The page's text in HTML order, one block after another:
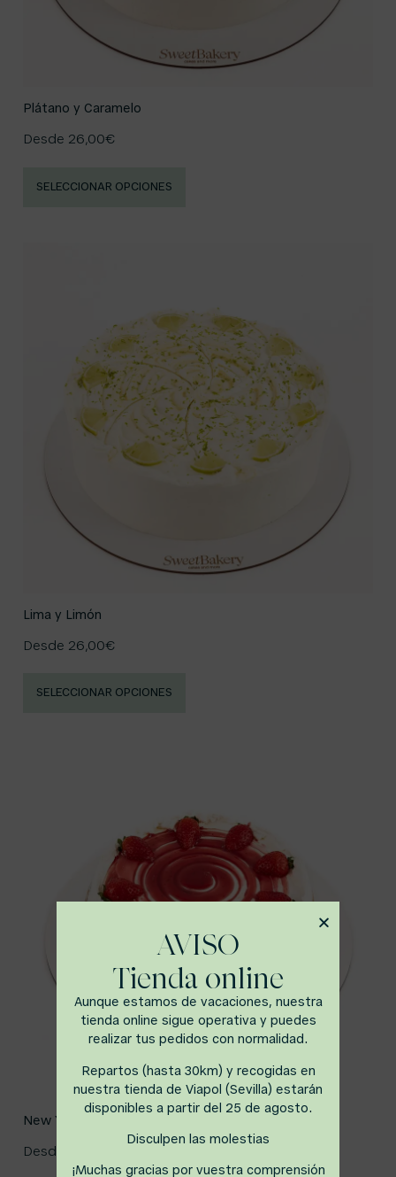
Plátano y Caramelo
Desde 26,00€
SELECCIONAR OPCIONES
Lima y Limón
Desde 26,00€
SELECCIONAR OPCIONES
New York Cheesecake
Desde
AVISO
Tienda online
Aunque estamos de vacaciones, nuestra
tienda online sigue operativa y puedes
realizar tus pedidos con normalidad.
Repartos (hasta 30km) y recogidas en
nuestra tienda de Viapol (Sevilla) estarán
disponibles a partir del 25 de agosto.
Disculpen las molestias
¡Muchas gracias por vuestra comprensión